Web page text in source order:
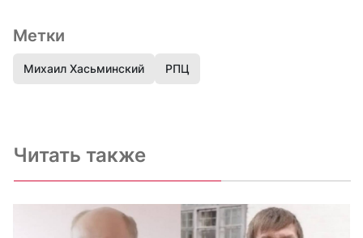
Метки
Михаил Хасьминский РПЦ
Читать также